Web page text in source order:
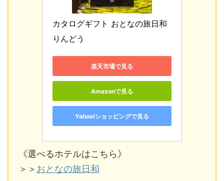
カタログギフト おとなの旅日和
りんどう
楽天市場で見る
Amazonで見る
Yahoo!ショッピングで見る
《選べるホテルはこちら》
＞＞ おとなの旅日和